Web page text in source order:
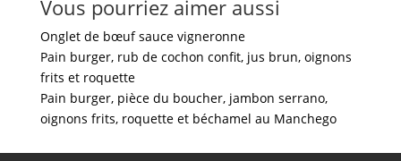
Vous pourriez aimer aussi
Onglet de bœuf sauce vigneronne
Pain burger, rub de cochon confit, jus brun, oignons
frits et roquette
Pain burger, pièce du boucher, jambon serrano,
oignons frits, roquette et béchamel au Manchego